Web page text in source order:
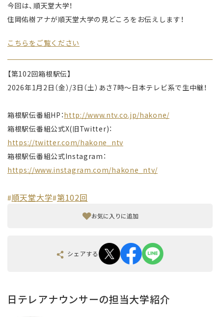
今回は、順天堂大学！
住岡佑樹アナが順天堂大学の見どころをお伝えします！
こちらをご覧ください
【第102回箱根駅伝】
2026年1月2日（金）/3日（土）あさ7時〜日本テレビ系で生中継！
箱根駅伝番組HP：http://www.ntv.co.jp/hakone/
箱根駅伝番組公式X(旧Twitter)：
https://twitter.com/hakone_ntv
箱根駅伝番組公式Instagram：
https://www.instagram.com/hakone_ntv/
#順天堂大学#第102回
お気に入りに追加
シェアする
日テレアナウンサーの担当大学紹介